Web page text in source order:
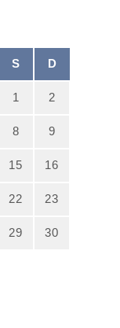
S D
1 2
8 9
15 16
22 23
29 30